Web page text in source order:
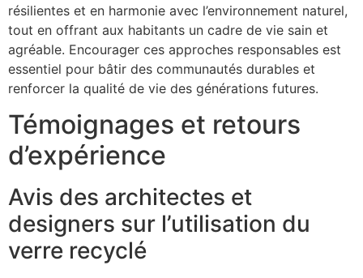
résilientes et en harmonie avec l’environnement naturel,
tout en offrant aux habitants un cadre de vie sain et
agréable. Encourager ces approches responsables est
essentiel pour bâtir des communautés durables et
renforcer la qualité de vie des générations futures.
Témoignages et retours
d’expérience
Avis des architectes et
designers sur l’utilisation du
verre recyclé